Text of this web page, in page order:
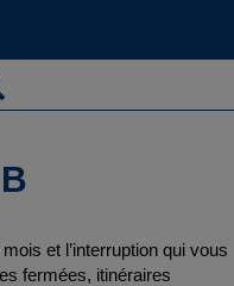
et l’interruption qui vous
fermées, itinéraires